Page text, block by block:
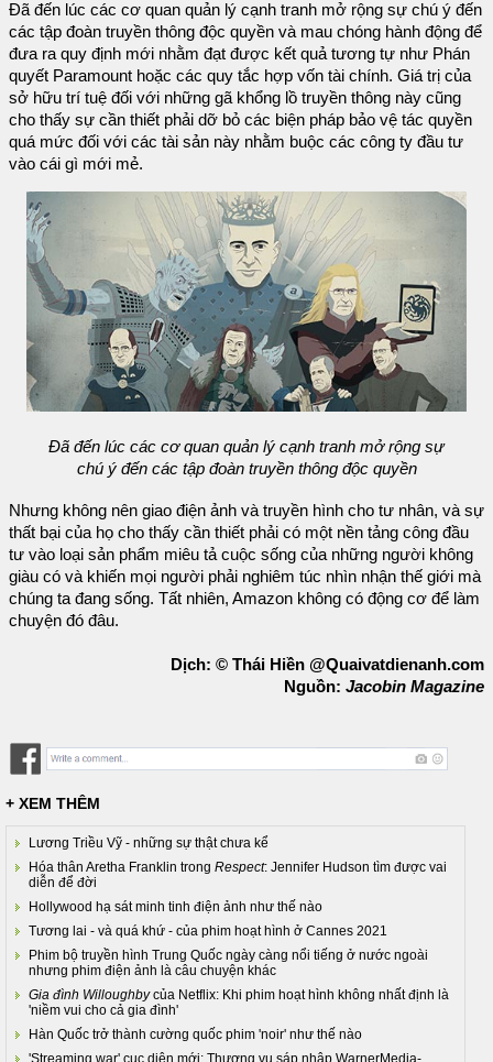
Đã đến lúc các cơ quan quản lý cạnh tranh mở rộng sự chú ý đến
các tập đoàn truyền thông độc quyền và mau chóng hành động để
đưa ra quy định mới nhằm đạt được kết quả tương tự như Phán
quyết Paramount hoặc các quy tắc hợp vốn tài chính. Giá trị của
sở hữu trí tuệ đối với những gã khổng lồ truyền thông này cũng
cho thấy sự cần thiết phải dỡ bỏ các biện pháp bảo vệ tác quyền
quá mức đối với các tài sản này nhằm buộc các công ty đầu tư
vào cái gì mới mẻ.
Đã đến lúc các cơ quan quản lý cạnh tranh mở rộng sự
chú ý đến các tập đoàn truyền thông độc quyền
Nhưng không nên giao điện ảnh và truyền hình cho tư nhân, và sự
thất bại của họ cho thấy cần thiết phải có một nền tảng công đầu
tư vào loại sản phẩm miêu tả cuộc sống của những người không
giàu có và khiến mọi người phải nghiêm túc nhìn nhận thế giới mà
chúng ta đang sống. Tất nhiên, Amazon không có động cơ để làm
chuyện đó đâu.
Dịch: © Thái Hiền @Quaivatdienanh.com
Nguồn: Jacobin Magazine
+ XEM THÊM
Lương Triều Vỹ - những sự thật chưa kể
Hóa thân Aretha Franklin trong Respect: Jennifer Hudson tìm được vai
diễn để đời
Hollywood hạ sát minh tinh điện ảnh như thế nào
Tương lai - và quá khứ - của phim hoạt hình ở Cannes 2021
Phim bộ truyền hình Trung Quốc ngày càng nổi tiếng ở nước ngoài
nhưng phim điện ảnh là câu chuyện khác
Gia đình Willoughbycủa Netflix: Khi phim hoạt hình không nhất định là
'niềm vui cho cả gia đình'
Hàn Quốc trở thành cường quốc phim 'noir' như thế nào
'Streaming war' cục diện mới: Thương vụ sáp nhập WarnerMedia-